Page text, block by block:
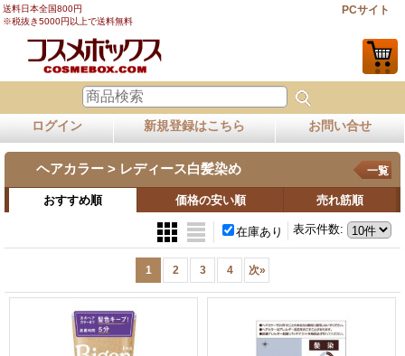
送料日本全国800円
※税抜き5000円以上で送料無料
PCサイト
ログイン 新規登録はこちら お問い合せ
ヘアカラー > レディース白髪染め 一覧
おすすめ順 価格の安い順 売れ筋順
表示件数:
在庫あり
1 2 3 4 次»